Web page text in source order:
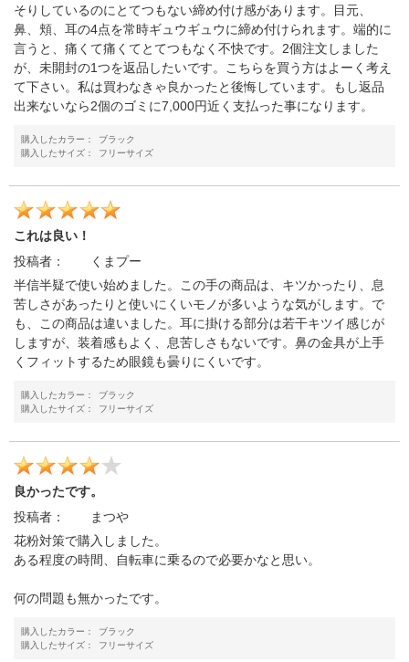
そりしているのにとてつもない締め付け感があります。目元、
鼻、頬、耳の4点を常時ギュウギュウに締め付けられます。端的に
言うと、痛くて痛くてとてつもなく不快です。2個注文しました
が、未開封の1つを返品したいです。こちらを買う方はよーく考え
て下さい。私は買わなきゃ良かったと後悔しています。もし返品
出来ないなら2個のゴミに7,000円近く支払った事になります。
購入したカラー：
ブラック
購入したサイズ：
フリーサイズ
これは良い！
投稿者：
くまプー
半信半疑で使い始めました。この手の商品は、キツかったり、息
苦しさがあったりと使いにくいモノが多いような気がします。で
も、この商品は違いました。耳に掛ける部分は若干キツイ感じが
しますが、装着感もよく、息苦しさもないです。鼻の金具が上手
くフィットするため眼鏡も曇りにくいです。
購入したカラー：
ブラック
購入したサイズ：
フリーサイズ
良かったです。
投稿者：
まつや
花粉対策で購入しました。
ある程度の時間、自転車に乗るので必要かなと思い。
何の問題も無かったです。
購入したカラー：
ブラック
購入したサイズ：
フリーサイズ